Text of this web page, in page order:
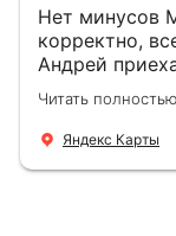
Нет минусов
корректно,
Андрей
новую
+
Читать полностью
Яндекс Карты